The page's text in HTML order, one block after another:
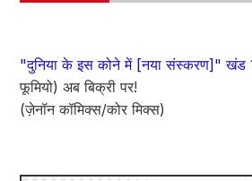
"दुनिया के इस कोने में [नया संस्करण]" खंड
फूमियो) अब बिक्री पर!
(ज़ेनॉन कॉमिक्स/कोर मिक्स)